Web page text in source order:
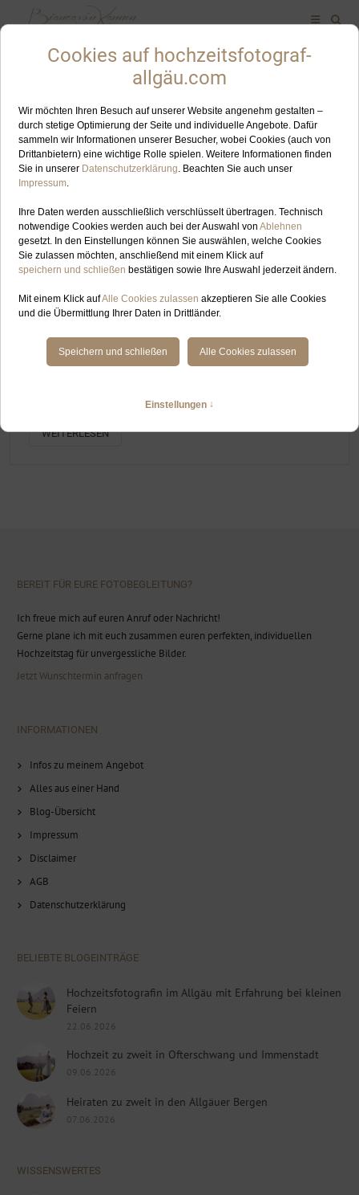
ALLES ZUM SCHLAGWORT: HOCHZEITSFOTOGRAFIN
AMMERGAUER ALPEN
SEP
01
WEITERLESEN
BEREIT FÜR EURE FOTOBEGLEITUNG?
Ich freue mich auf euren Anruf oder Nachricht!
Gerne plane ich mit euch zusammen euren perfekten, individuellen
Hochzeitstag für unvergessliche Bilder.
Jetzt Wunschtermin anfragen
INFORMATIONEN
Infos zu meinem Angebot
Alles aus einer Hand
Blog-Übersicht
Impressum
Disclaimer
AGB
Datenschutzerklärung
BELIEBTE BLOGEINTRÄGE
Hochzeitsfotografin im Allgäu mit Erfahrung bei kleinen
Feiern
22.06.2026
Hochzeit zu zweit in Ofterschwang und Immenstadt
09.06.2026
Heiraten zu zweit in den Allgäuer Bergen
07.06.2026
WISSENSWERTES